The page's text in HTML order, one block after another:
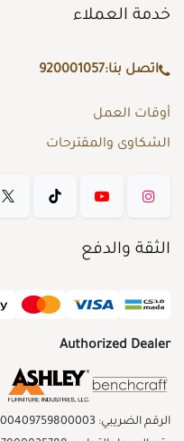
خدمة العملاء
اتصل بنا:920001057
أوقات العمل
الشكاوى والمقترحات
الثقة والدفع
Authorized Dealer
الرقم الضريبي: 300409759800003